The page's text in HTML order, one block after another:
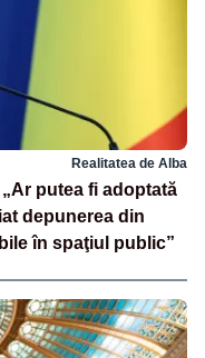
Realitatea de Alba
putea fi adoptată
depunerea din
în spaţiul public”